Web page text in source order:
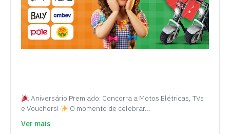
Aniversário Premiado: Concorra a Motos Elétricas, TVs
e Vouchers!
O momento de celebrar…
Ver mais